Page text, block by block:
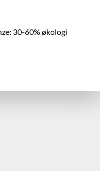
30-60% økologi